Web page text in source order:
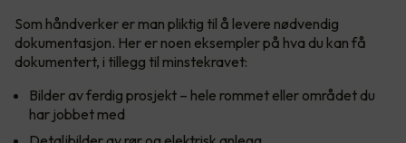
Som håndverker er man pliktig til å levere nødvendig
dokumentasjon. Her er noen eksempler på hva du kan få
dokumentert, i tillegg til minstekravet:
Bilder av ferdig prosjekt – hele rommet eller området du
har jobbet med